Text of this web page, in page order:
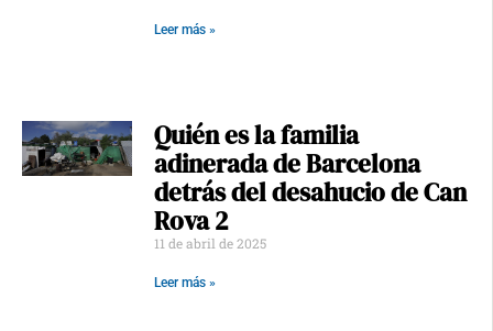
Leer más »
Quién es la familia
adinerada de Barcelona
detrás del desahucio de Can
Rova 2
11 de abril de 2025
Leer más »